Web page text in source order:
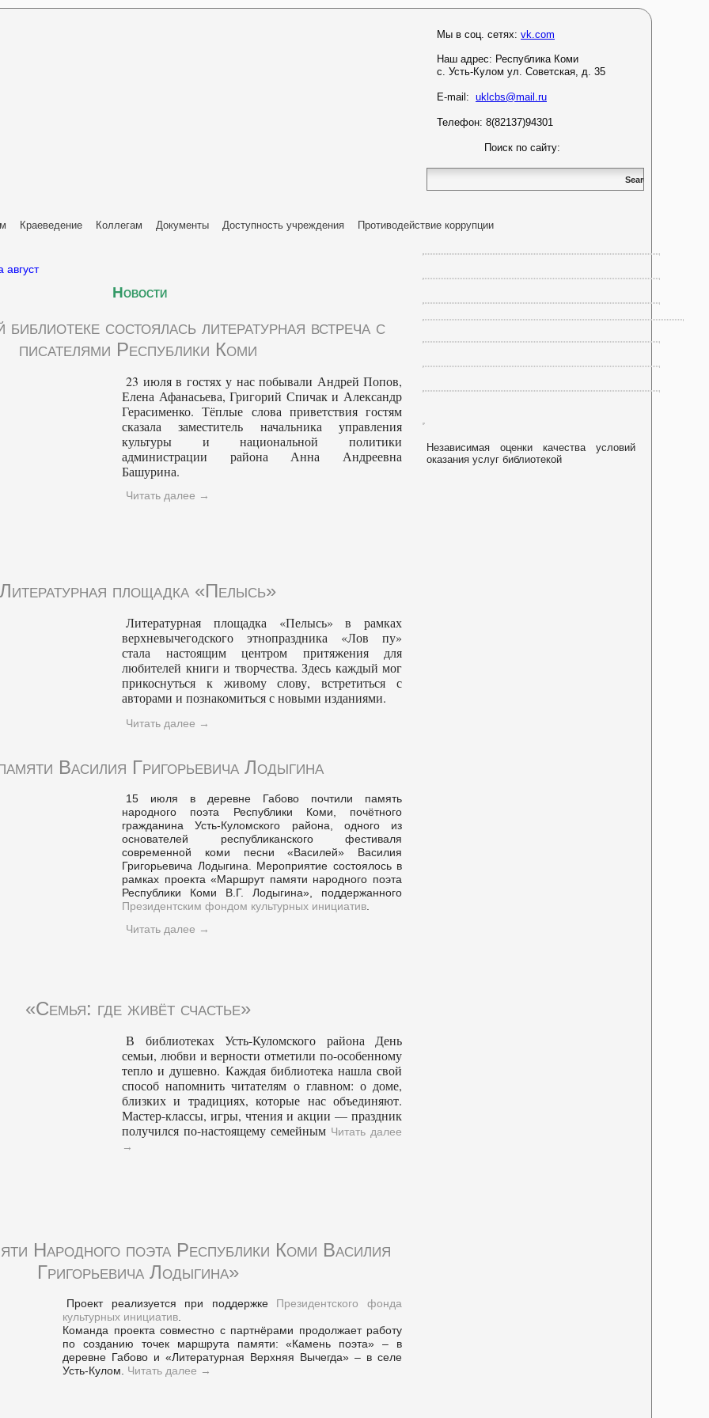
Мы в соц. сетях: vk.com
Наш адрес: Республика Коми
с. Усть-Кулом ул. Советская, д. 35
E-mail: uklcbs@mail.ru
Телефон: 8(82137)94301
Поиск по сайту:
Краеведение Коллегам Документы Доступность учреждения Противодействие коррупции
Новости
состоялась литературная встреча с
писателями Республики Коми
23 июля в гостях у нас побывали Андрей Попов,
Елена Афанасьева, Григорий Спичак и Александр
Герасименко. Тёплые слова приветствия гостям
сказала заместитель начальника управления
культуры и национальной политики
администрации района Анна Андреевна
Башурина.
Читать далее →
Литературная площадка «Пелысь»
Литературная площадка «Пелысь» в рамках
верхневычегодского этнопраздника «Лов пу»
стала настоящим центром притяжения для
любителей книги и творчества. Здесь каждый мог
прикоснуться к живому слову, встретиться с
авторами и познакомиться с новыми изданиями.
Читать далее →
Василия Григорьевича Лодыгина
15 июля в деревне Габово почтили память
народного поэта Республики Коми, почётного
гражданина Усть-Куломского района, одного из
основателей республиканского фестиваля
современной коми песни «Василей» Василия
Григорьевича Лодыгина. Мероприятие состоялось в
рамках проекта «Маршрут памяти народного поэта
Республики Коми В.Г. Лодыгина», поддержанного
Президентским фондом культурных инициатив
Читать далее →
«Семья: где живёт счастье»
В библиотеках Усть-Куломского района День
семьи, любви и верности отметили по-особенному
тепло и душевно. Каждая библиотека нашла свой
способ напомнить читателям о главном: о доме,
близких и традициях, которые нас объединяют.
Мастер-классы, игры, чтения и акции — праздник
получился по-настоящему семейным Читать далее
→
Народного поэта Республики Коми Василия
Григорьевича Лодыгина»
Проект реализуется при поддержке Президентского фонда
культурных инициатив
Команда проекта совместно с партнёрами продолжает работу
по созданию точек маршрута памяти: «Камень поэта» – в
деревне Габово и «Литературная Верхняя Вычегда» – в селе
Усть-Кулом. Читать далее →
Независимая оценки качества условий
оказания услуг библиотекой